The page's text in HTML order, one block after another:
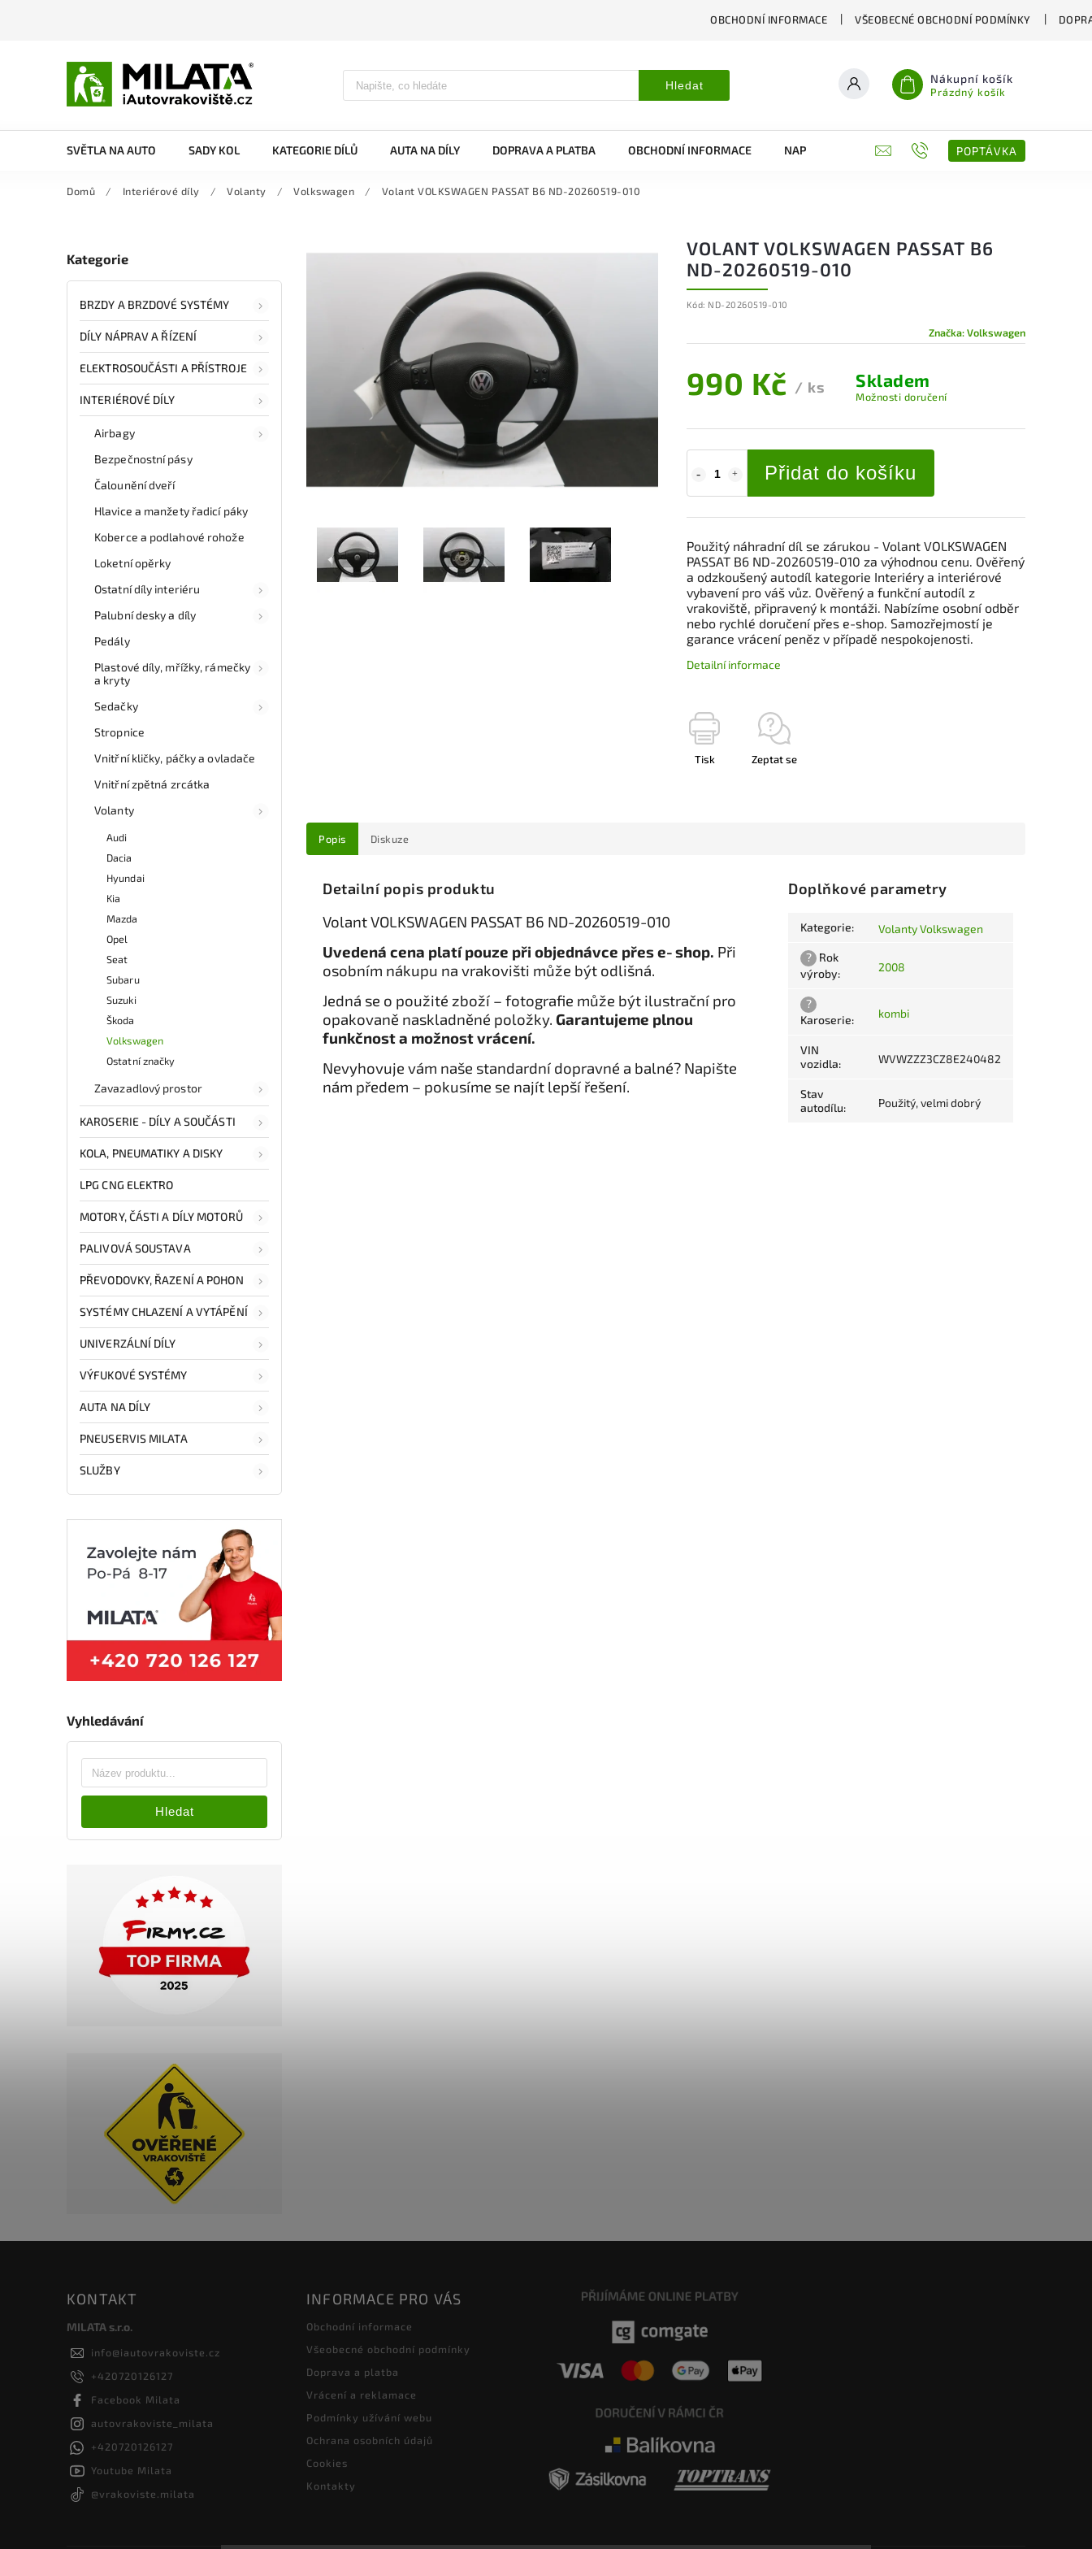
OBCHODNÍ INFORMACE VŠEOBECNÉ OBCHODNÍ PODMÍNKY
Hledat Nákupní košík
Prázdný košík
SVĚTLA NA AUTO SADY KOL KATEGORIE DÍLŮ AUTA NA DÍLY DOPRAVA A PLATBA OBCHODNÍ INFORMACE NAPIŠTE NÁM KONTAKTY POPTÁVKA
Domů / Interiérové díly / Volanty / Volkswagen / Volant VOLKSWAGEN PASSAT B6 ND-20260519-010
Kategorie
BRZDY A BRZDOVÉ SYSTÉMY
DÍLY NÁPRAV A ŘÍZENÍ
ELEKTROSOUČÁSTI A PŘÍSTROJE
INTERIÉROVÉ DÍLY
Airbagy
Bezpečnostní pásy
Čalounění dveří
Hlavice a manžety řadicí páky
Koberce a podlahové rohože
Loketní opěrky
Ostatní díly interiéru
Palubní desky a díly
Pedály
Plastové díly, mřížky, rámečky
a kryty
Sedačky
Stropnice
Vnitřní kličky, páčky a ovladače
Vnitřní zpětná zrcátka
Volanty
Audi
Dacia
Hyundai
Kia
Mazda
Opel
Seat
Subaru
Suzuki
Škoda
Volkswagen
Ostatní značky
Zavazadlový prostor
KAROSERIE - DÍLY A SOUČÁSTI
KOLA, PNEUMATIKY A DISKY
LPG CNG ELEKTRO
MOTORY, ČÁSTI A DÍLY MOTORŮ
PALIVOVÁ SOUSTAVA
PŘEVODOVKY, ŘAZENÍ A POHON
SYSTÉMY CHLAZENÍ A VYTÁPĚNÍ
UNIVERZÁLNÍ DÍLY
VÝFUKOVÉ SYSTÉMY
AUTA NA DÍLY
PNEUSERVIS MILATA
SLUŽBY
Vyhledávání
Hledat
VOLANT VOLKSWAGEN PASSAT B6
ND-20260519-010
Kód: ND-20260519-010
Značka:Volkswagen
990 Kč / ks Skladem
Možnosti doručení
Přidat do košíku
Použitý náhradní díl se zárukou - Volant VOLKSWAGEN
PASSAT B6 ND-20260519-010 za výhodnou cenu. Ověřený
a odzkoušený autodíl kategorie Interiéry a interiérové
vybavení pro váš vůz. Ověřený a funkční autodíl z
vrakoviště, připravený k montáži. Nabízíme osobní odběr
nebo rychlé doručení přes e-shop. Samozřejmostí je
garance vrácení peněz v případě nespokojenosti.
Detailní informace
Tisk Zeptat se
Popis Diskuze
Detailní popis produktu
Volant VOLKSWAGEN PASSAT B6 ND-20260519-010
Uvedená cena platí pouze při objednávce přes e‑shop. Při
osobním nákupu na vrakovišti může být odlišná.
Jedná se o použité zboží – fotografie může být ilustrační pro
opakovaně naskladněné položky. Garantujeme plnou
funkčnost a možnost vrácení.
Nevyhovuje vám naše standardní dopravné a balné? Napište
nám předem – pokusíme se najít lepší řešení.
Doplňkové parametry
Kategorie: Volanty Volkswagen
? Rok
výroby: 2008
?
Karoserie: kombi
VIN
vozidla: WVWZZZ3CZ8E240482
Stav
autodílu: Použitý, velmi dobrý
KONTAKT
MILATA s.r.o.
info@iautovrakoviste.cz
+420720126127
Facebook Milata
autovrakoviste_milata
+420720126127
Youtube Milata
@vrakoviste.milata
INFORMACE PRO VÁS
Obchodní informace
Všeobecné obchodní podmínky
Doprava a platba
Vrácení a reklamace
Podmínky užívání webu
Ochrana osobních údajů
Cookies
Kontakty